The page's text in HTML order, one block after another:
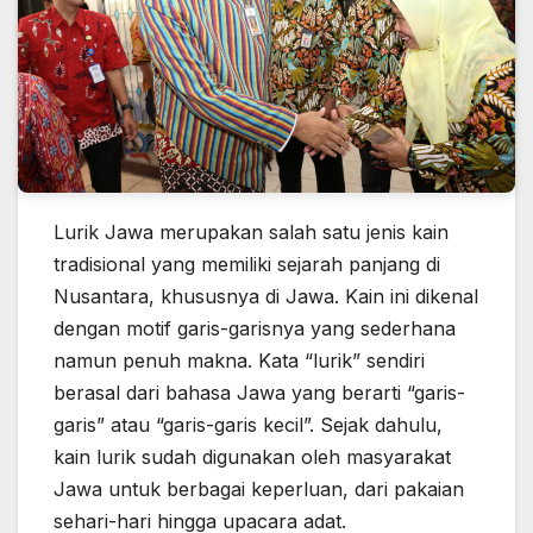
Lurik Jawa merupakan salah satu jenis kain
tradisional yang memiliki sejarah panjang di
Nusantara, khususnya di Jawa. Kain ini dikenal
dengan motif garis-garisnya yang sederhana
namun penuh makna. Kata “lurik” sendiri
berasal dari bahasa Jawa yang berarti “garis-
garis” atau “garis-garis kecil”. Sejak dahulu,
kain lurik sudah digunakan oleh masyarakat
Jawa untuk berbagai keperluan, dari pakaian
sehari-hari hingga upacara adat.